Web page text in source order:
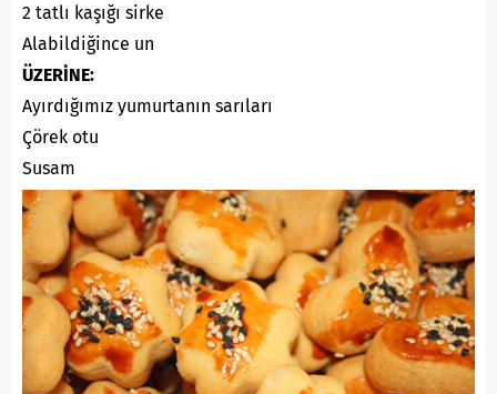
2 tatlı kaşığı sirke
Alabildiğince un
ÜZERİNE:
Ayırdığımız yumurtanın sarıları
Çörek otu
Susam